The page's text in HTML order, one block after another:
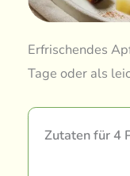
Erfrischendes
Tage oder als
Zutaten für 4